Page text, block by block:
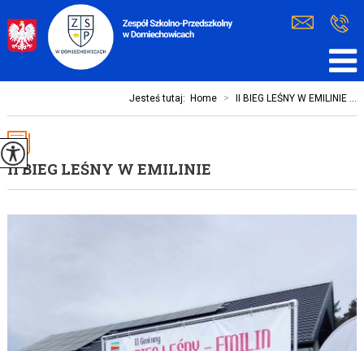
Jesteś tutaj: Home > II BIEG LEŚNY W EMILINIE ...
II BIEG LEŚNY W EMILINIE